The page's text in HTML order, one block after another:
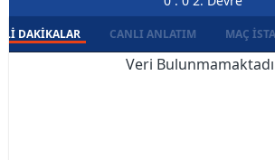
DAKIKALAR CANLI ANLATIM MAÇ
Veri